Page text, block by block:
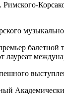
лауреат